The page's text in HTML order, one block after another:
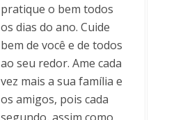
pratique o bem todos
os dias do ano. Cuide
bem de você e de todos
ao seu redor. Ame cada
vez mais a sua família e
os amigos, pois cada